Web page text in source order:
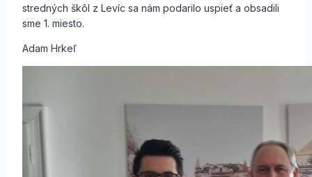
stredných škôl z Levíc sa nám podarilo uspieť a obsadili
sme 1. miesto.
Adam Hrkeľ